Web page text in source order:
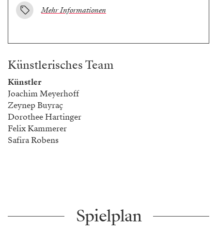
Mehr Informationen
Künstlerisches Team
Künstler
Joachim Meyerhoff
Zeynep Buyraç
Dorothee Hartinger
Felix Kammerer
Safira Robens
Spielplan